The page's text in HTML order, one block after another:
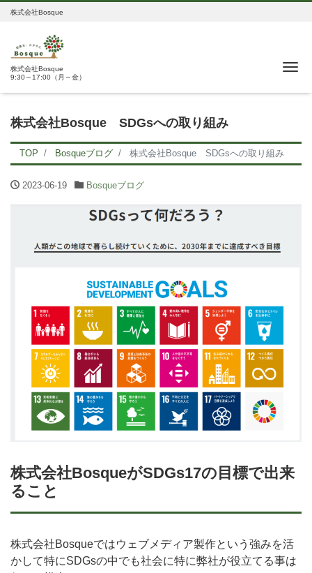
株式会社Bosque
株式会社Bosque
9:30～17:00（月～金）
株式会社Bosque SDGsへの取り組み
TOP Bosqueブログ 株式会社Bosque SDGsへの取り組み
2023-06-19 Bosqueブログ
株式会社BosqueがSDGs17の目標で出来
ること
株式会社Bosqueではウェブメディア製作という強みを活
かして特にSDGsの中でも社会に特に弊社が役立てる事は